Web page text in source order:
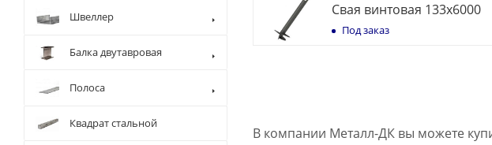
Свая винтовая 133x6000
Под заказ
В компании Металл-ДК вы можете
Швеллер
Балка двутавровая
Полоса
Квадрат стальной